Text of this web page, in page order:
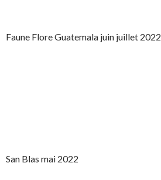
Faune Flore Guatemala juin juillet 2022
San Blas mai 2022